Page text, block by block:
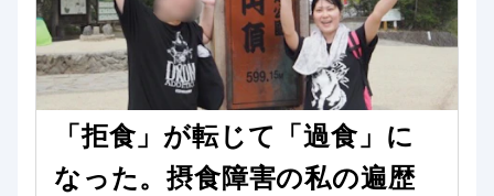
「拒食」が転じて「過食」に
なった。摂食障害の私の遍歴